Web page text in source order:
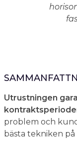
Utrustningen
problem och
bästa tekniken